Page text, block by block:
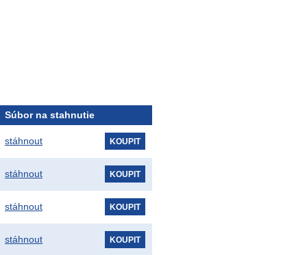
Súbor na stahnutie
stáhnout KOUPIT
stáhnout KOUPIT
stáhnout KOUPIT
stáhnout KOUPIT